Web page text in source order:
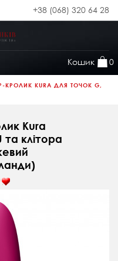
+38 (068) 320 64 28
Кошик 0
КРОЛИК KURA ДЛЯ ТОЧОК G,
Kura
та клітора